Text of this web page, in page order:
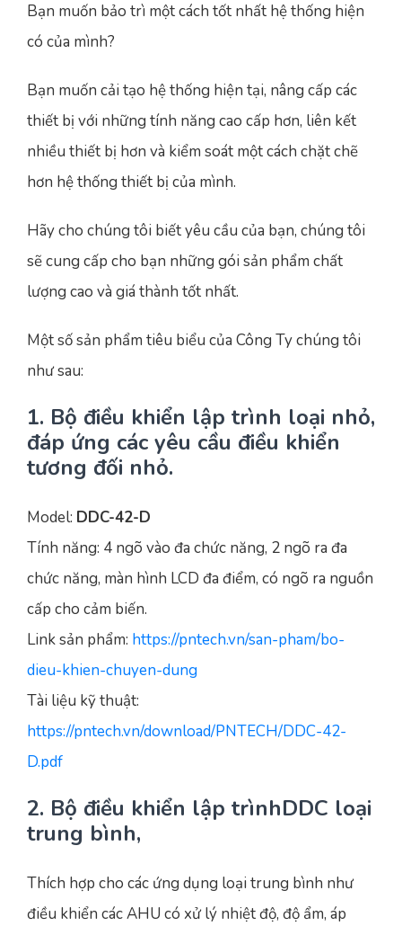
Bạn muốn bảo trì một cách tốt nhất hệ thống hiện
có của mình?
Bạn muốn cải tạo hệ thống hiện tại, nâng cấp các
thiết bị với những tính năng cao cấp hơn, liên kết
nhiều thiết bị hơn và kiểm soát một cách chặt chẽ
hơn hệ thống thiết bị của mình.
Hãy cho chúng tôi biết yêu cầu của bạn, chúng tôi
sẽ cung cấp cho bạn những gói sản phẩm chất
lượng cao và giá thành tốt nhất.
Một số sản phẩm tiêu biểu của Công Ty chúng tôi
như sau:
1. Bộ điều khiển lập trình loại nhỏ,
đáp ứng các yêu cầu điều khiển
tương đối nhỏ.
Model: DDC-42-D
Tính năng: 4 ngõ vào đa chức năng, 2 ngõ ra đa
chức năng, màn hình LCD đa điểm, có ngõ ra nguồn
cấp cho cảm biến.
Link sản phẩm: https://pntech.vn/san-pham/bo-
dieu-khien-chuyen-dung
Tài liệu kỹ thuật:
https://pntech.vn/download/PNTECH/DDC-42-
D.pdf
2. Bộ điều khiển lập trìnhDDC loại
trung bình,
Thích hợp cho các ứng dụng loại trung bình như
điều khiển các AHU có xử lý nhiệt độ, độ ẩm, áp